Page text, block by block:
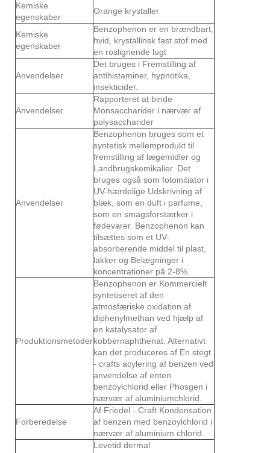
Kemiske
egenskaber
Orange krystaller
Kemiske
egenskaber
Benzophenon er en brændbart,
hvid, krystallinsk fast stof med
en roslignende lugt
Anvendelser
Det bruges i Fremstilling af
antihistaminer, hypnotika,
insekticider.
Anvendelser
Rapporteret at binde
Monsaccharider i nærvær af
polysaccharider
Anvendelser
Benzophenon bruges som et
syntetisk mellemprodukt til
fremstilling af lægemidler og
Landbrugskemikalier. Det
bruges også som fotoinitiator i
UV-hærdelige Udskrivning af
blæk, som en duft i parfume,
som en smagsforstærker i
fødevarer. Benzophenon kan
tilsættes som et UV-
absorberende middel til plast,
lakker og Belægninger i
koncentrationer på 2-8%.
Produktionsmetoder
Benzophenon er Kommercielt
syntetiseret af den
atmosfæriske oxidation af
diphenylmethan ved hjælp af
en katalysator af
kobbernaphthenat. Alternativt
kan det produceres af En stegt
- crafts acylering af benzen ved
anvendelse af enten
benzoylchlorid eller Phosgen i
nærvær af aluminiumchlorid.
Forberedelse
Af Friedel - Craft Kondensation
af benzen med benzoylchlorid i
nærvær af aluminium chlorid.
Levetid dermal